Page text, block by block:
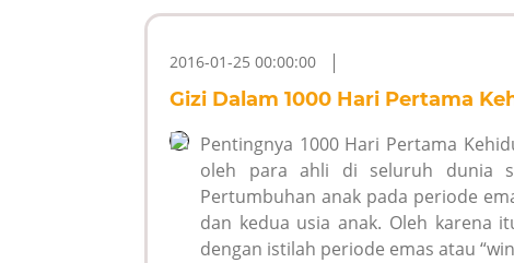
2016-01-25 00:00:00
Gizi Dalam 1000 Hari Pertama
Pentingnya 1000 Hari Pertama
oleh para ahli di seluruh dunia
Pertumbuhan anak pada periode
dan kedua usia anak. Oleh karena
dengan istilah periode emas atau